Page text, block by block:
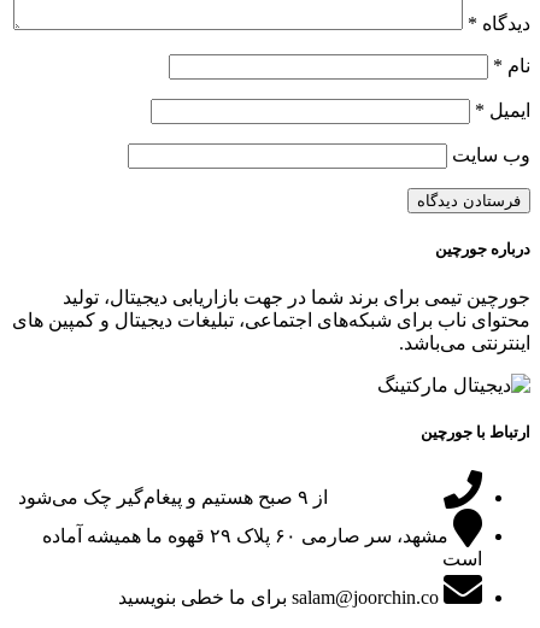
دیدگاه *
نام *
ایمیل *
وب‌ سایت
درباره جورچین
جورچین تیمی برای برند شما در جهت بازاریابی دیجیتال، تولید
محتوای ناب برای شبکه‌های اجتماعی، تبلیغات دیجیتال و کمپین های
اینترنتی می‌باشد.
ارتباط با جورچین
از ۹ صبح هستیم و پیغام‌گیر چک می‌شود
مشهد، سر صارمی ۶۰ پلاک ۲۹
قهوه ما همیشه آماده
است
salam@joorchin.co برای ما خطی بنویسید